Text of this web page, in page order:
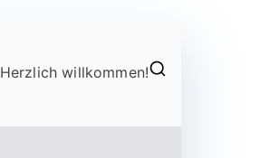
Herzlich willkommen!